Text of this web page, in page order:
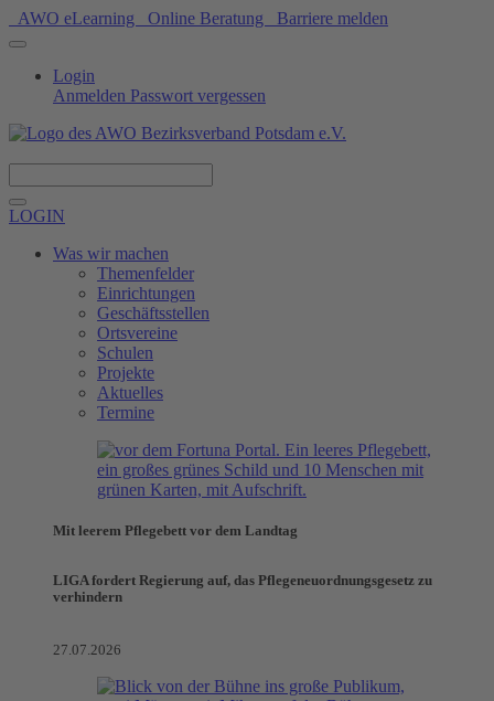
AWO eLearning Online Beratung Barriere melden
Login
Anmelden Passwort vergessen
LOGIN
Was wir machen
Themenfelder
Einrichtungen
Geschäftsstellen
Ortsvereine
Schulen
Projekte
Aktuelles
Termine
Mit leerem Pflegebett vor dem Landtag
LIGA fordert Regierung auf, das Pflegeneuordnungsgesetz zu
verhindern
27.07.2026